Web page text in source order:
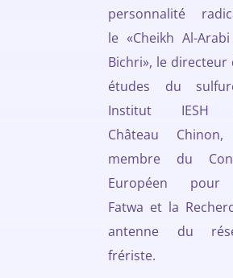
personnalité
le «Cheikh Al-
Bichri», le directeur
études du
Institut IESH
Château
membre du
Européen
Fatwa et la
antenne du
frériste.